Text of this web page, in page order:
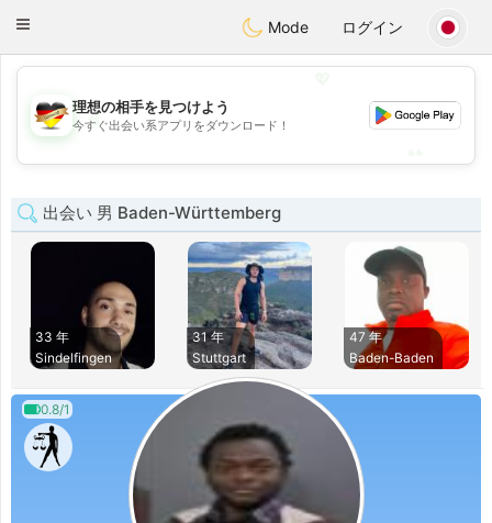
Deutsch Dating
Toggle
Mode ログイン
💖
💕
理想の相手を見つけよう
今すぐ出会い系アプリをダウンロード！
出会い 男 Baden-Württemberg
33 年
Sindelfingen
31 年
Stuttgart
47 年
Baden-Baden
0.8/1